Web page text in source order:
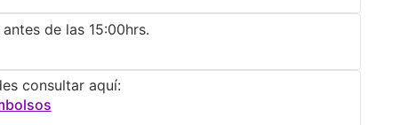
de las 15:00hrs.
consultar aquí: